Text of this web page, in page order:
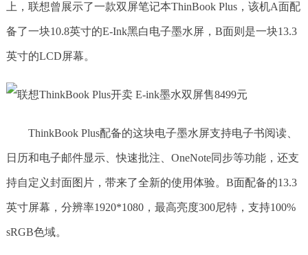
上，联想曾展示了一款双屏笔记本ThinBook Plus，该机A面配
备了一块10.8英寸的E-Ink黑白电子墨水屏，B面则是一块13.3
英寸的LCD屏幕。
ThinkBook Plus配备的这块电子墨水屏支持电子书阅读、
日历和电子邮件显示、快速批注、OneNote同步等功能，还支
持自定义封面图片，带来了全新的使用体验。B面配备的13.3
英寸屏幕，分辨率1920*1080，最高亮度300尼特，支持100%
sRGB色域。